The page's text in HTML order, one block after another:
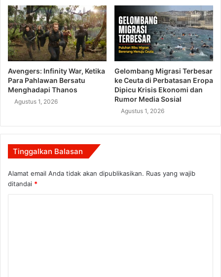
Avengers: Infinity War, Ketika
Para Pahlawan Bersatu
Menghadapi Thanos
Agustus 1, 2026
Gelombang Migrasi Terbesar
ke Ceuta di Perbatasan Eropa
Dipicu Krisis Ekonomi dan
Rumor Media Sosial
Agustus 1, 2026
Tinggalkan Balasan
Alamat email Anda tidak akan dipublikasikan. Ruas yang wajib
ditandai *